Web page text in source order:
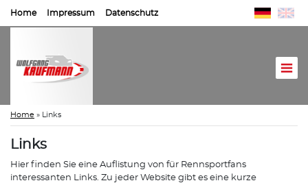
Home Impressum Datenschutz
Home » Links
Links
Hier finden Sie eine Auflistung von für Rennsportfans
interessanten Links. Zu jeder Website gibt es eine kurze